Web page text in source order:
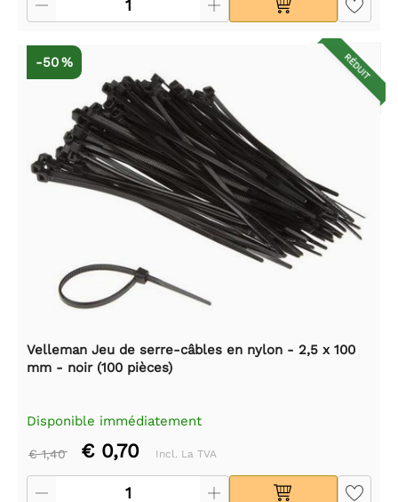
RÉDUIT
-50 %
Velleman Jeu de serre-câbles en nylon - 2,5 x 100
mm - noir (100 pièces)
Disponible immédiatement
€ 1,40 € 0,70 Incl. La TVA